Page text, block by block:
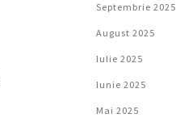
Septembrie 2025
August 2025
Iulie 2025
Iunie 2025
Mai 2025